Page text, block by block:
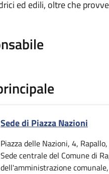
ed edili, oltre che
Sede di Piazza Nazioni
Piazza delle Nazioni, 4,
Sede centrale del Comune di
dell'amministrazione